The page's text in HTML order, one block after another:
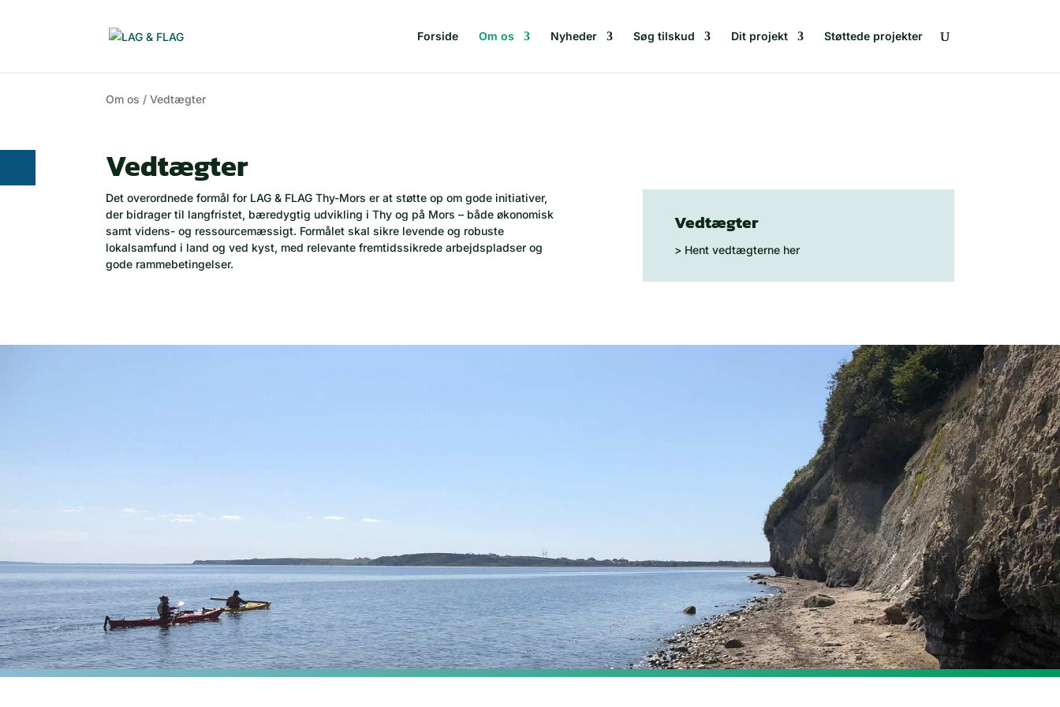
Forside Om os Nyheder Søg tilskud Dit projekt Støttede projekter
Om os / Vedtægter
Vedtægter
Det overordnede formål for LAG & FLAG Thy-Mors er at støtte op om gode initiativer,
der bidrager til langfristet, bæredygtig udvikling i Thy og på Mors – både økonomisk
samt videns- og ressourcemæssigt. Formålet skal sikre levende og robuste
lokalsamfund i land og ved kyst, med relevante fremtidssikrede arbejdspladser og
gode rammebetingelser.
Vedtægter
> Hent vedtægterne her